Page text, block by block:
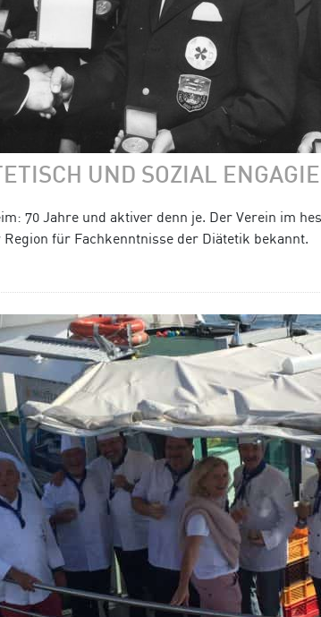
UND SOZIAL
70 Jahre und aktiver denn je. Der Verein im
für Fachkenntnisse der Diätetik bekannt.